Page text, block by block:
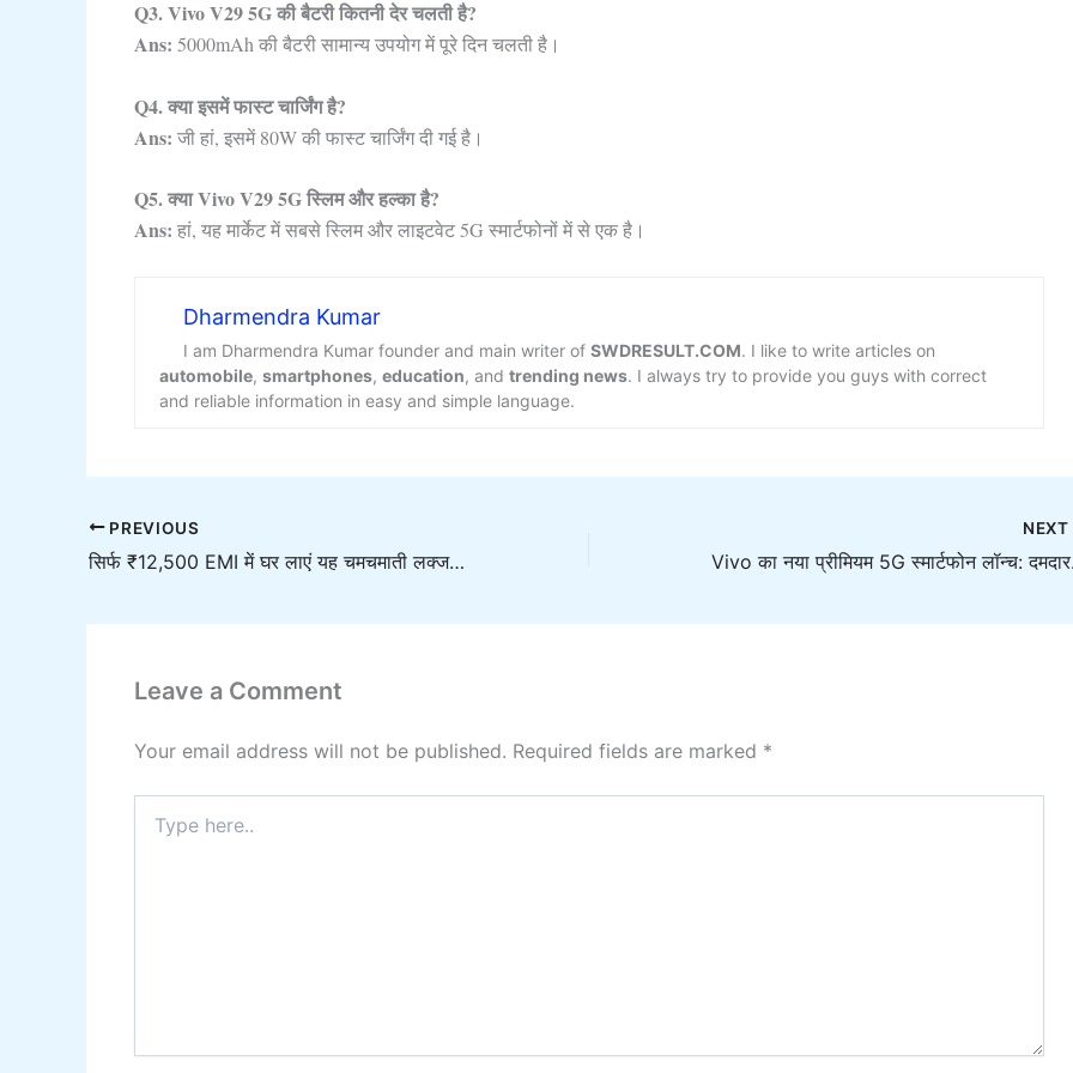
Q3. Vivo V29 5G की बैटरी कितनी देर चलती है?
Ans: 5000mAh की बैटरी सामान्य उपयोग में पूरे दिन चलती है।
Q4. क्या इसमें फास्ट चार्जिंग है?
Ans: जी हां, इसमें 80W की फास्ट चार्जिंग दी गई है।
Q5. क्या Vivo V29 5G स्लिम और हल्का है?
Ans: हां, यह मार्केट में सबसे स्लिम और लाइटवेट 5G स्मार्टफोनों में से एक है।
Dharmendra Kumar
I am Dharmendra Kumar founder and main writer of SWDRESULT.COM. I like to write articles on
automobile, smartphones, education, and trending news. I always try to provide you guys with correct
and reliable information in easy and simple language.
PREVIOUS
सिर्फ ₹12,500 EMI में घर लाएं यह चमचमाती लक्जरी कार, 32 KM माइलेज और दमदार फीचर्स के साथ
NEXT
Vivo का
Leave a Comment
Your email address will not be published. Required fields are marked *
here..